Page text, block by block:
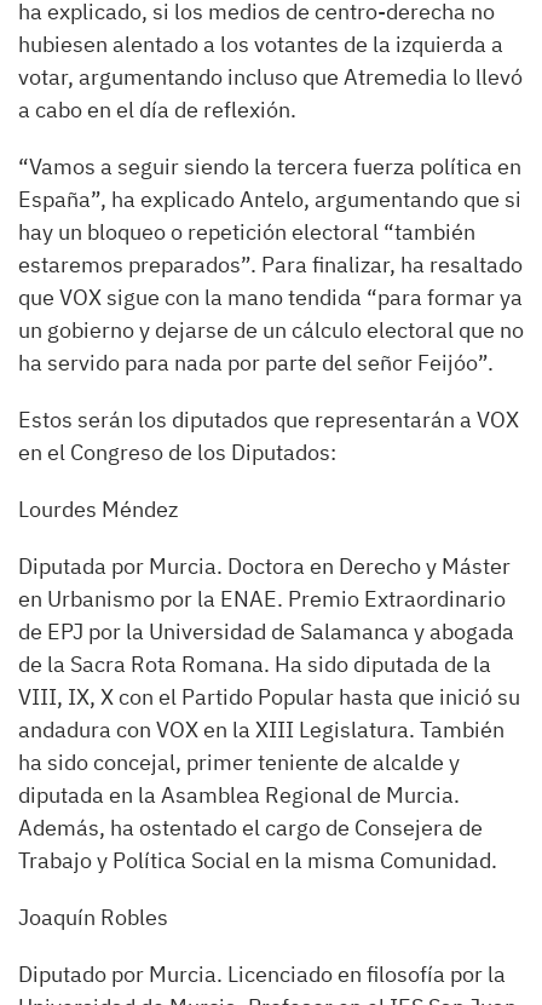
ha explicado, si los medios de centro-derecha no
hubiesen alentado a los votantes de la izquierda a
votar, argumentando incluso que Atremedia lo llevó
a cabo en el día de reflexión.
“Vamos a seguir siendo la tercera fuerza política en
España”, ha explicado Antelo, argumentando que si
hay un bloqueo o repetición electoral “también
estaremos preparados”. Para finalizar, ha resaltado
que VOX sigue con la mano tendida “para formar ya
un gobierno y dejarse de un cálculo electoral que no
ha servido para nada por parte del señor Feijóo”.
Estos serán los diputados que representarán a VOX
en el Congreso de los Diputados:
Lourdes Méndez
Diputada por Murcia. Doctora en Derecho y Máster
en Urbanismo por la ENAE. Premio Extraordinario
de EPJ por la Universidad de Salamanca y abogada
de la Sacra Rota Romana. Ha sido diputada de la
VIII, IX, X con el Partido Popular hasta que inició su
andadura con VOX en la XIII Legislatura. También
ha sido concejal, primer teniente de alcalde y
diputada en la Asamblea Regional de Murcia.
Además, ha ostentado el cargo de Consejera de
Trabajo y Política Social en la misma Comunidad.
Joaquín Robles
Diputado por Murcia. Licenciado en filosofía por la